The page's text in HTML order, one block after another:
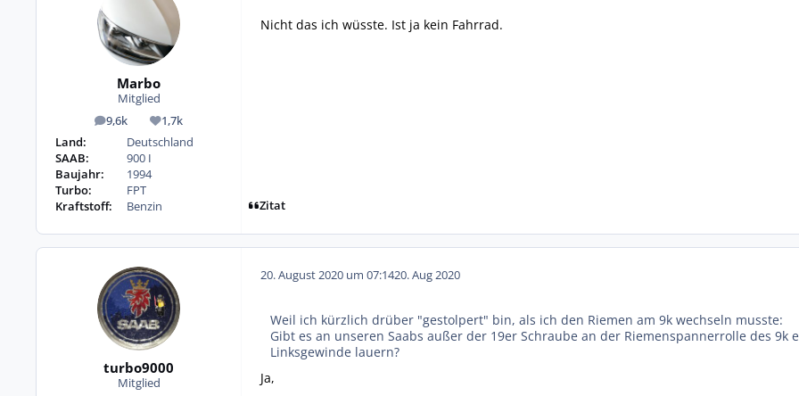
Marbo
Mitglied
9,6k
Beiträge 1,7k
Reputation
Land:
Deutschland
SAAB:
900 I
Baujahr:
1994
Turbo:
FPT
Kraftstoff:
Benzin
Nicht das ich wüsste. Ist ja kein Fahrrad.
Zitat
turbo9000
Mitglied
20. August 2020 um 07:1420. Aug 2020
Weil ich kürzlich drüber "gestolpert" bin, als ich den Riemen am 9k wechseln musste:
Gibt es an unseren Saabs außer der 19er Schraube an der Riemenspannerrolle des
Linksgewinde lauern?
Ja,